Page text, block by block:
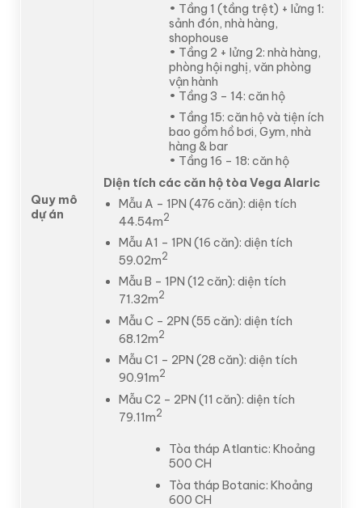
Quy mô
dự án
• Tầng 1 (tầng trệt) + lửng 1:
sảnh đón, nhà hàng,
shophouse
• Tầng 2 + lửng 2: nhà hàng,
phòng hội nghị, văn phòng
vận hành
• Tầng 3 – 14: căn hộ
• Tầng 15: căn hộ và tiện ích
bao gồm hồ bơi, Gym, nhà
hàng & bar
• Tầng 16 – 18: căn hộ
Diện tích các căn hộ tòa Vega Alaric
Mẫu A – 1PN (476 căn): diện tích
44.54m2
Mẫu A1 – 1PN (16 căn): diện tích
59.02m2
Mẫu B – 1PN (12 căn): diện tích
71.32m2
Mẫu C – 2PN (55 căn): diện tích
68.12m2
Mẫu C1 – 2PN (28 căn): diện tích
90.91m2
Mẫu C2 – 2PN (11 căn): diện tích
79.11m2
Tòa tháp Atlantic: Khoảng
500 CH
Tòa tháp Botanic: Khoảng
600 CH